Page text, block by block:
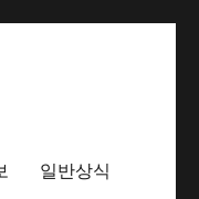
일반상식